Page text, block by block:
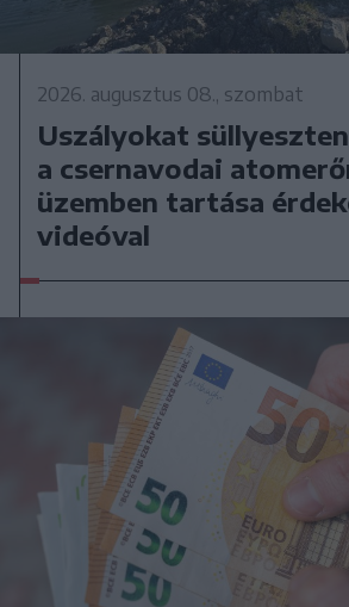
2026. augusztus 08., szombat
Uszályokat
a csernavodai
üzemben tartása
videóval